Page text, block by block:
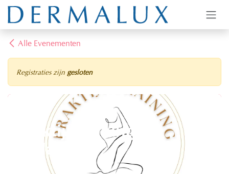
Overslaan naar inhoud
Alle Evenementen
Registraties zijn gesloten
Praktijktraining |
Ballancer